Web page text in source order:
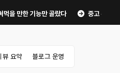
골랐다 중고 폰·노트북 살 때 사기
뷰 요약 블로그 운영